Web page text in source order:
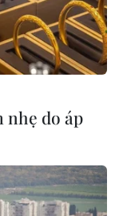
nhẹ do áp